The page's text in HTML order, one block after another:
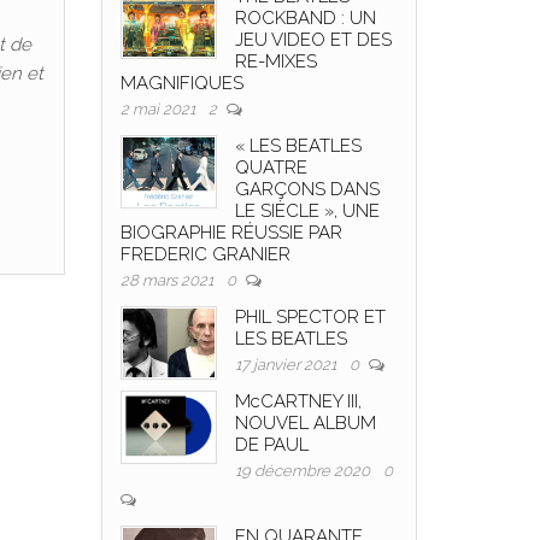
de
et
ROCKBAND : UN
JEU VIDEO ET DES
RE-MIXES
MAGNIFIQUES
2 mai 2021 2
« LES BEATLES
QUATRE
GARÇONS DANS
LE SIÈCLE », UNE
BIOGRAPHIE RÉUSSIE PAR
FREDERIC GRANIER
28 mars 2021 0
PHIL SPECTOR ET
LES BEATLES
17 janvier 2021 0
McCARTNEY III,
NOUVEL ALBUM
DE PAUL
19 décembre 2020 0